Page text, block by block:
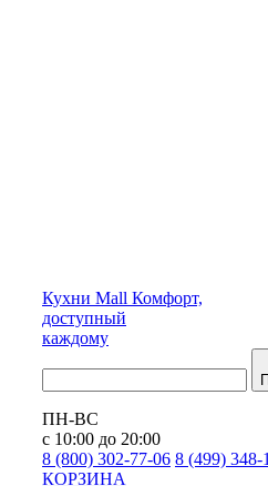
Кухни Mall Комфорт,
доступный
каждому
ПН-ВС
с 10:00 до 20:00
8 (800) 302-77-06 8 (499) 348-
КОРЗИНА